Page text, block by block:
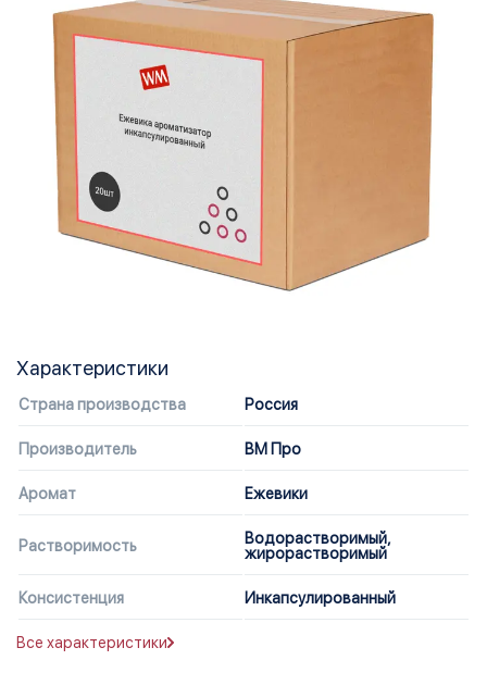
Характеристики
Страна производства Россия
Производитель ВМ Про
Аромат Ежевики
Растворимость
Водорастворимый,
жирорастворимый
Консистенция Инкапсулированный
Все характеристики